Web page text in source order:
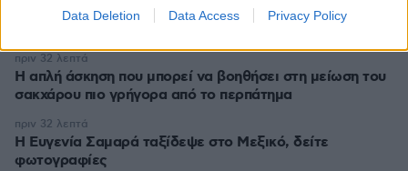
Data Deletion Data Access Privacy Policy
για τη διαρροή των προβλημάτων ασφαλείας στο νέο
Η απλή άσκηση που μπορεί να βοηθήσει στη μείωση του
σακχάρου πιο γρήγορα από το περπάτημα
πριν 32 λεπτά
Η Ευγενία Σαμαρά ταξίδεψε στο Μεξικό, δείτε
φωτογραφίες
πριν 32 λεπτά